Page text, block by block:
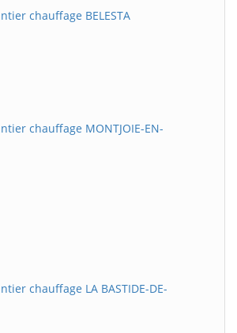
chauffage BELESTA
chauffage MONTJOIE-EN-
chauffage LA BASTIDE-DE-